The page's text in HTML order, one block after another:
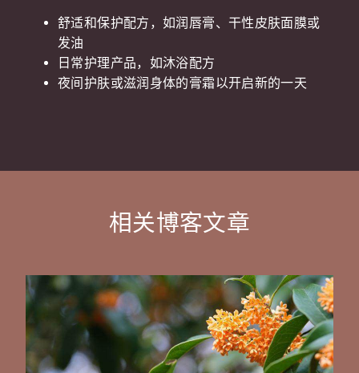
舒适和保护配方，如润唇膏、干性皮肤面膜或
发油
日常护理产品，如沐浴配方
夜间护肤或滋润身体的膏霜以开启新的一天
相关博客文章